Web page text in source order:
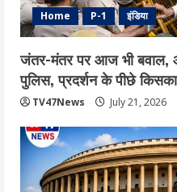
Home P-1 इंडिया
जंतर-मंतर पर आज भी बवाल,
पुलिस, प्रदर्शन के पीछे
TV47News July 21, 2026